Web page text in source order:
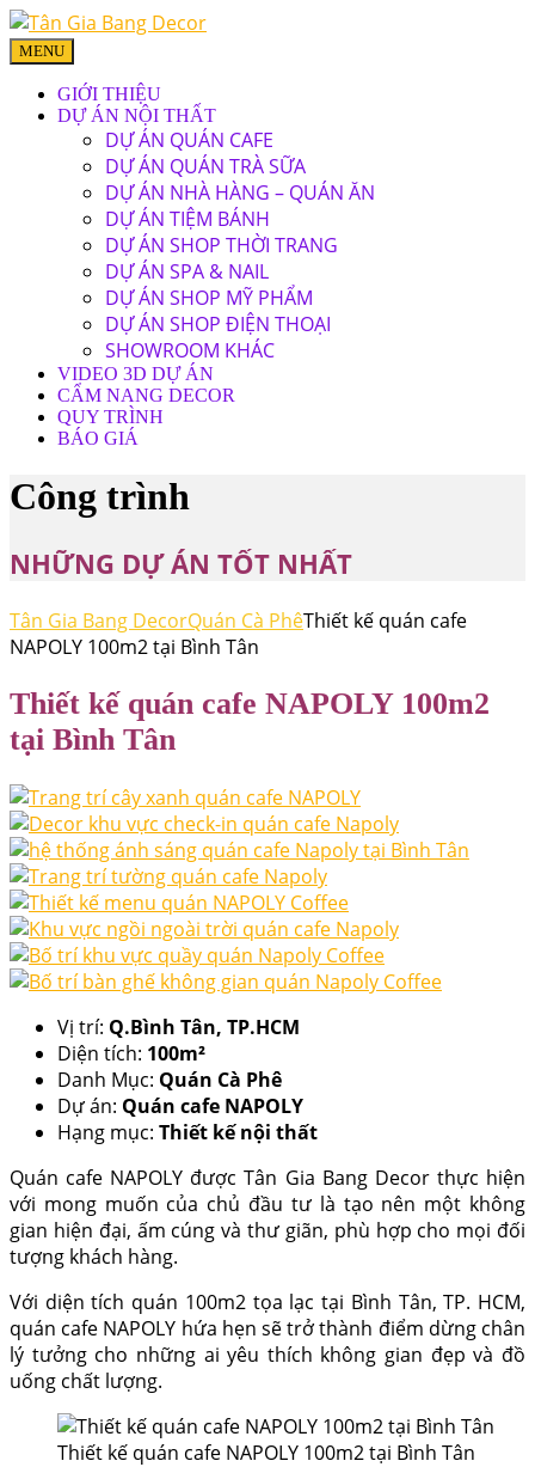
MENU
GIỚI THIỆU
DỰ ÁN NỘI THẤT
DỰ ÁN QUÁN CAFE
DỰ ÁN QUÁN TRÀ SỮA
DỰ ÁN NHÀ HÀNG – QUÁN ĂN
DỰ ÁN TIỆM BÁNH
DỰ ÁN SHOP THỜI TRANG
DỰ ÁN SPA & NAIL
DỰ ÁN SHOP MỸ PHẨM
DỰ ÁN SHOP ĐIỆN THOẠI
SHOWROOM KHÁC
VIDEO 3D DỰ ÁN
CẨM NANG DECOR
QUY TRÌNH
BÁO GIÁ
Công trình
NHỮNG DỰ ÁN TỐT NHẤT
Tân Gia Bang DecorQuán Cà PhêThiết kế quán cafe
NAPOLY 100m2 tại Bình Tân
Thiết kế quán cafe NAPOLY 100m2
tại Bình Tân
Vị trí: Q.Bình Tân, TP.HCM
Diện tích: 100m²
Danh Mục: Quán Cà Phê
Dự án: Quán cafe NAPOLY
Hạng mục: Thiết kế nội thất
Quán cafe NAPOLY được Tân Gia Bang Decor thực hiện
với mong muốn của chủ đầu tư là tạo nên một không
gian hiện đại, ấm cúng và thư giãn, phù hợp cho mọi đối
tượng khách hàng.
Với diện tích quán 100m2 tọa lạc tại Bình Tân, TP. HCM,
quán cafe NAPOLY hứa hẹn sẽ trở thành điểm dừng chân
lý tưởng cho những ai yêu thích không gian đẹp và đồ
uống chất lượng.
Thiết kế quán cafe NAPOLY 100m2 tại Bình Tân